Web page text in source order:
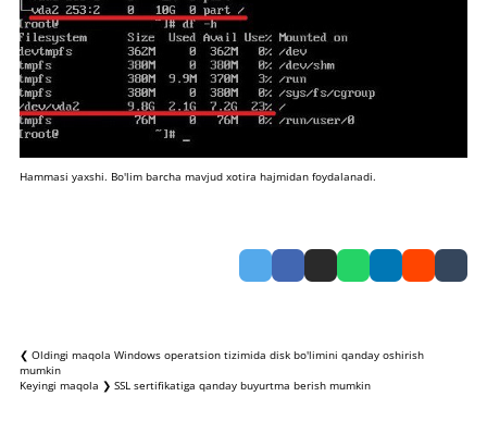
Hammasi yaxshi. Bo'lim barcha mavjud xotira hajmidan foydalanadi.
❮ Oldingi maqola Windows operatsion tizimida disk bo'limini qanday oshirish
mumkin
Keyingi maqola ❯ SSL sertifikatiga qanday buyurtma berish mumkin